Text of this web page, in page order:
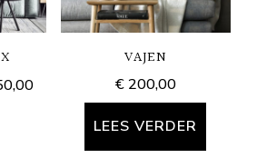
€ 850,00.
VAJEN
€200,00
LEES VERDER